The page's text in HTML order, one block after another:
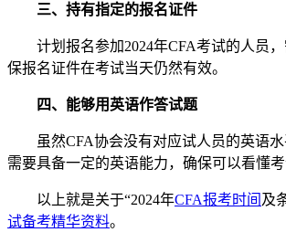
三、持有指定的报名证件
计划报名参加2024年CFA考试的人员，
保报名证件在考试当天仍然有效。
四、能够用英语作答试题
虽然CFA协会没有对应试人员的英语水
需要具备一定的英语能力，确保可以看懂
以上就是关于“2024年CFA报考时间 及
试备考精华资料。